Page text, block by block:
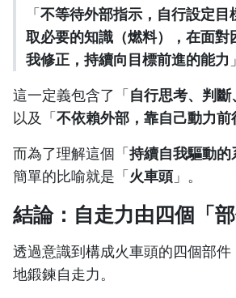
「不等待外部指示，自行設定目
取必要的知識（燃料），在面對
我修正，持續向目標前進的能力
這一定義包含了「自行思考、判斷
以及「不依賴外部，靠自己動力前
而為了理解這個「持續自我驅動的
簡單的比喻就是「火車頭」。
結論：自走力由四個「
透過意識到構成火車頭的四個部
地鍛鍊自走力。